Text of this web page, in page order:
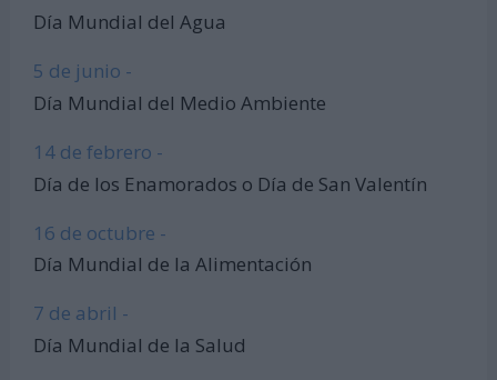
Día Mundial del Agua
5 de junio -
Día Mundial del Medio Ambiente
14 de febrero -
Día de los Enamorados o Día de San Valentín
16 de octubre -
Día Mundial de la Alimentación
7 de abril -
Día Mundial de la Salud